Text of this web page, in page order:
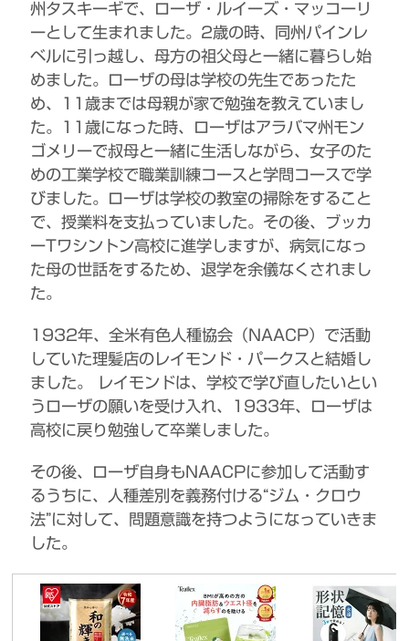
州タスキーギで、ローザ・ルイーズ・マッコーリ
ーとして生まれました。2歳の時、同州パインレ
ベルに引っ越し、母方の祖父母と一緒に暮らし始
めました。ローザの母は学校の先生であったた
め、11歳までは母親が家で勉強を教えていまし
た。11歳になった時、ローザはアラバマ州モン
ゴメリーで叔母と一緒に生活しながら、女子のた
めの工業学校で職業訓練コースと学問コースで学
びました。ローザは学校の教室の掃除をすること
で、授業料を支払っていました。その後、ブッカ
ーTワシントン高校に進学しますが、病気になっ
た母の世話をするため、退学を余儀なくされまし
た。
1932年、全米有色人種協会（NAACP）で活動
していた理髪店のレイモンド・パークスと結婚し
ました。 レイモンドは、学校で学び直したいとい
うローザの願いを受け入れ、1933年、ローザは
高校に戻り勉強して卒業しました。
その後、ローザ自身もNAACPに参加して活動す
るうちに、人種差別を義務付ける“ジム・クロウ
法”に対して、問題意識を持つようになっていきま
した。